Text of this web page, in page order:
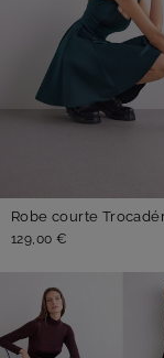
Robe courte
129,00 €